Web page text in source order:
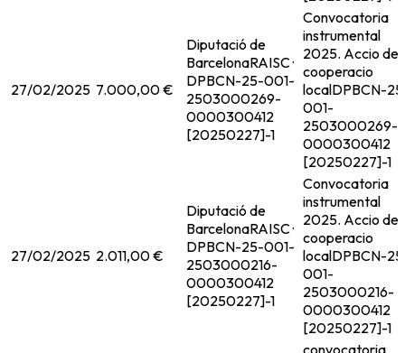
27/02/2025 7.000,00 €
Diputació de
BarcelonaRAISC ·
DPBCN-25-001-
2503000269-
0000300412
[20250227]-1
Convocatoria
instrumental
2025. Accio de
cooperacio
localDPBCN-
001-
2503000269-
0000300412
[20250227]-1
27/02/2025 2.011,00 €
Diputació de
BarcelonaRAISC ·
DPBCN-25-001-
2503000216-
0000300412
[20250227]-1
Convocatoria
instrumental
2025. Accio de
cooperacio
localDPBCN-
001-
2503000216-
0000300412
[20250227]-1